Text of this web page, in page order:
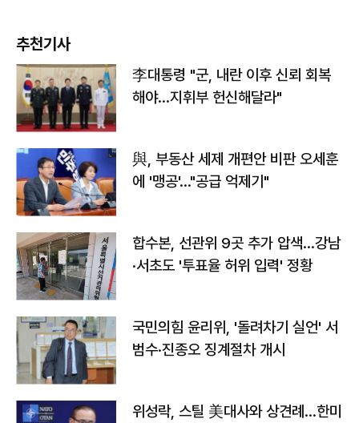
추천기사
李대통령 "군, 내란 이후 신뢰 회복
해야…지휘부 헌신해달라"
與, 부동산 세제 개편안 비판 오세훈
에 '맹공'…"공급 억제기"
합수본, 선관위 9곳 추가 압색…강남
·서초도 '투표율 허위 입력' 정황
국민의힘 윤리위, '돌려차기 실언' 서
범수·진종오 징계절차 개시
위성락, 스틸 美대사와 상견례…한미